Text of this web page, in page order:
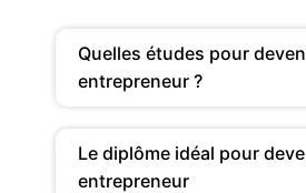
Quelles études pour
entrepreneur ?
Le diplôme idéal pour
entrepreneur